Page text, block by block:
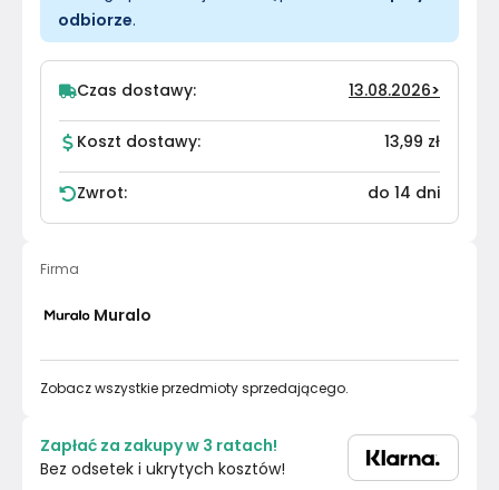
odbiorze.
Czas dostawy: 13.08.2026>
Koszt dostawy: 13,99 zł
Zwrot: do 14 dni
Firma
Muralo
Zobacz wszystkie przedmioty sprzedającego.
Zapłać za zakupy w 3 ratach!
Bez odsetek i ukrytych kosztów!